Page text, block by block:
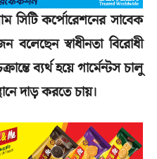
সিটি কর্পোরেশনের সাবেক
স্বাধীনতা বিরোধী
ব্যর্থ হয়ে গার্মেন্টস চালু
দাড় করতে চায়।